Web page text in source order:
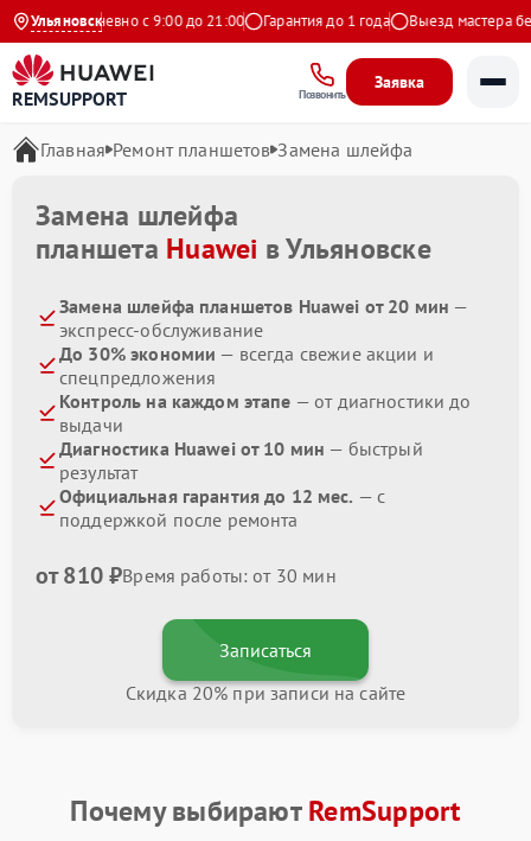
Ульяновск
Ежедневно с 9:00 до 21:00 Гарантия до 1 года Выезд мастера
REMSUPPORT Позвонить
Заявка
Главная Ремонт планшетов Замена шлейфа
Замена шлейфа
планшета Huawei в Ульяновске
Замена шлейфа планшетов Huawei от 20 мин —
экспресс-обслуживание
До 30% экономии — всегда свежие акции и
спецпредложения
Контроль на каждом этапе — от диагностики до
выдачи
Диагностика Huawei от 10 мин — быстрый
результат
Официальная гарантия до 12 мес. — с
поддержкой после ремонта
от 810 ₽Время работы: от 30 мин
Записаться
Скидка 20% при записи на сайте
Почему выбираютRemSupport